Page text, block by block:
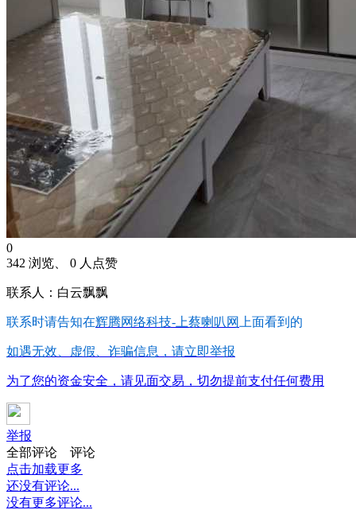
0
342 浏览、 0 人点赞
联系人：白云飘飘
联系时请告知在辉腾网络科技-上蔡喇叭网 上面看到的
如遇无效、虚假、诈骗信息，请立即举报
为了您的资金安全，请见面交易，切勿提前支付任何费用
举报
全部评论
评论
点击加载更多
还没有评论...
没有更多评论...